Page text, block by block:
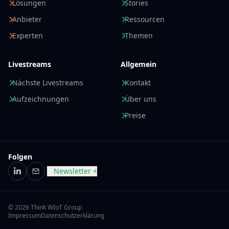
Lösungen
Anbieter
Experten
Stories
Ressourcen
Themen
Livestreams
Nächste Livestreams
Aufzeichnungen
Allgemein
Kontakt
Über uns
Preise
Folgen
LinkedIn
E-MailNewsletter +
© 2026 Think WIoT Group
ImpressumDatenschutzerklärung